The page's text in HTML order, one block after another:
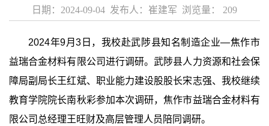
日期：2024-09-04 发布人：崔建军 浏览量： 209
2024年9月3日，我校赴武陟县知名制造企业—焦作市
益瑞合金材料有限公司进行调研。武陟县人力资源和社会保
障局副局长王红斌、职业能力建设股股长宋志强、我校继续
教育学院院长南秋彩参加本次调研，焦作市益瑞合金材料有
限公司总经理王旺财及高层管理人员陪同调研。